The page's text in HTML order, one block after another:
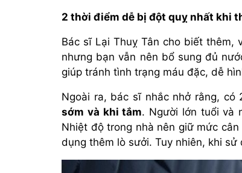
2 thời điểm dễ bị đột quỵ nhất khi
Bác sĩ Lại Thuỵ Tân cho biết thêm,
nhưng bạn vẫn nên bổ sung đủ
giúp tránh tình trạng máu đặc, dễ
Ngoài ra, bác sĩ nhắc nhở rằng,
sớm và khi tắm. Người lớn tuổi và
Nhiệt độ trong nhà nên giữ mức
dụng thêm lò sưởi. Tuy nhiên, khi